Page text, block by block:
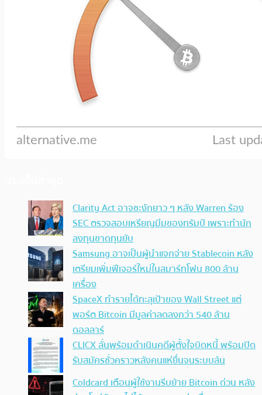
Clarity Act อาจชะงักยาว ๆ หลัง Warren ร้อง
SEC ตรวจสอบเหรียญมีมของทรัมป์ เพราะทำนัก
ลงทุนขาดทุนยับ
Samsung อาจเป็นผู้นำแจกจ่าย Stablecoin หลัง
เตรียมเพิ่มฟีเจอร์ใหม่ในสมาร์ทโฟน 800 ล้าน
เครื่อง
SpaceX ทำรายได้ทะลุเป้าของ Wall Street แต่
พอร์ต Bitcoin มีมูลค่าลดลงกว่า 540 ล้าน
ดอลลาร์
CLICX ลั่นพร้อมดำเนินคดีผู้ตั้งใจบิดหนี้ พร้อมปิด
รับสมัครชั่วคราวหลังคนแห่ยื่นจนระบบล้น
Coldcard เตือนผู้ใช้งานรีบย้าย Bitcoin ด่วน หลัง